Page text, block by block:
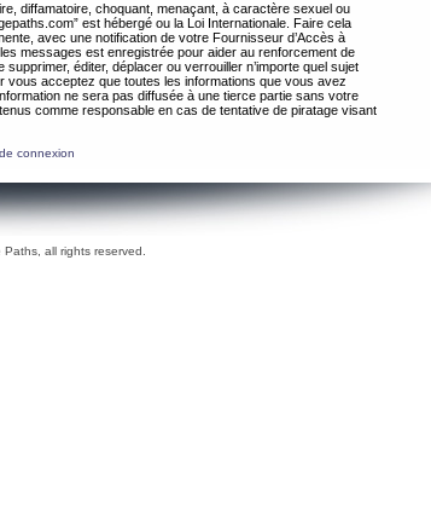
diffamatoire, choquant, menaçant, à caractère sexuel ou
est hébergé ou la Loi Internationale. Faire cela
avec une notification de votre Fournisseur d’Accès à
messages est enregistrée pour aider au renforcement de
éditer, déplacer ou verrouiller n’importe quel sujet
vous acceptez que toutes les informations que vous avez
ne sera pas diffusée à une tierce partie sans votre
comme responsable en cas de tentative de piratage visant
connexion
all rights reserved.